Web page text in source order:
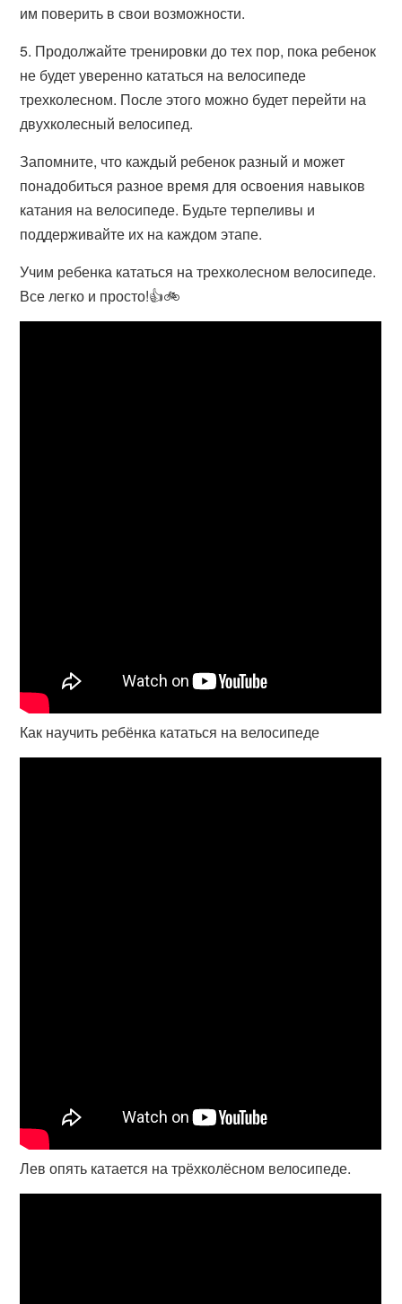
им поверить в свои возможности.
5. Продолжайте тренировки до тех пор, пока ребенок
не будет уверенно кататься на велосипеде
трехколесном. После этого можно будет перейти на
двухколесный велосипед.
Запомните, что каждый ребенок разный и может
понадобиться разное время для освоения навыков
катания на велосипеде. Будьте терпеливы и
поддерживайте их на каждом этапе.
Учим ребенка кататься на трехколесном велосипеде.
Все легко и просто!👍🚲
Как научить ребёнка кататься на велосипеде
Лев опять катается на трёхколёсном велосипеде.